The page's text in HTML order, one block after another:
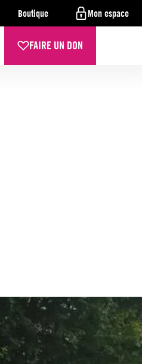
Boutique Mon espace
FAIRE UN DON